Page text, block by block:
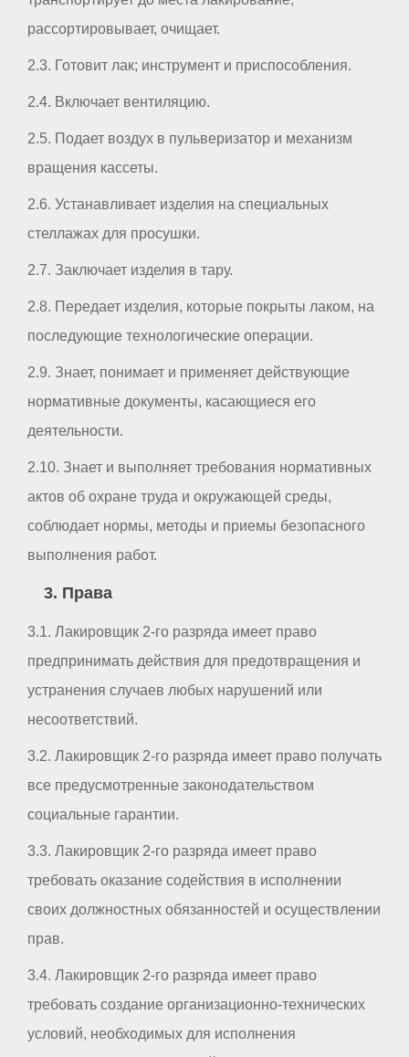
рассортировывает, очищает.
2.3. Готовит лак; инструмент и приспособления.
2.4. Включает вентиляцию.
2.5. Подает воздух в пульверизатор и механизм
вращения кассеты.
2.6. Устанавливает изделия на специальных
стеллажах для просушки.
2.7. Заключает изделия в тару.
2.8. Передает изделия, которые покрыты лаком, на
последующие технологические операции.
2.9. Знает, понимает и применяет действующие
нормативные документы, касающиеся его
деятельности.
2.10. Знает и выполняет требования нормативных
актов об охране труда и окружающей среды,
соблюдает нормы, методы и приемы безопасного
выполнения работ.
3. Права
3.1. Лакировщик 2-го разряда имеет право
предпринимать действия для предотвращения и
устранения случаев любых нарушений или
несоответствий.
3.2. Лакировщик 2-го разряда имеет право получать
все предусмотренные законодательством
социальные гарантии.
3.3. Лакировщик 2-го разряда имеет право
требовать оказание содействия в исполнении
своих должностных обязанностей и осуществлении
прав.
3.4. Лакировщик 2-го разряда имеет право
требовать создание организационно-технических
условий, необходимых для исполнения